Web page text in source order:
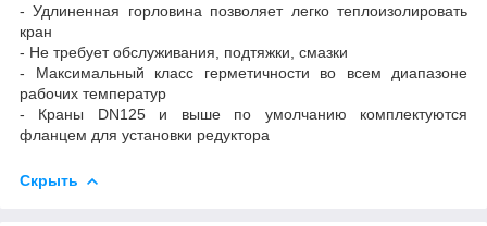
- Удлиненная горловина позволяет легко теплоизолировать
кран
- Не требует обслуживания, подтяжки, смазки
- Максимальный класс герметичности во всем диапазоне
рабочих температур
- Краны DN125 и выше по умолчанию комплектуются
фланцем для установки редуктора
Скрыть